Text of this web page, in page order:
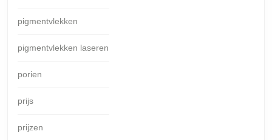
pigmentvlekken
pigmentvlekken laseren
porien
prijs
prijzen